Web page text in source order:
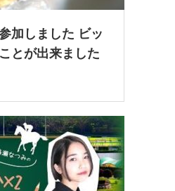
加しました ビッ
とが出来ました